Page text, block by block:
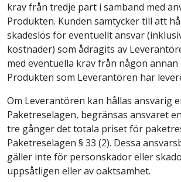
krav från tredje part i samband med
Produkten. Kunden samtycker till att
skadeslös för eventuellt ansvar
kostnader) som ådragits av
med eventuella krav från någon annan
Produkten som Leverantören har
Om Leverantören kan hållas ansvarig
Paketreselagen, begränsas ansvaret
tre gånger det totala priset för
Paketreselagen § 33 (2). Dessa
gäller inte för personskador eller
uppsåtligen eller av oaktsamhet.